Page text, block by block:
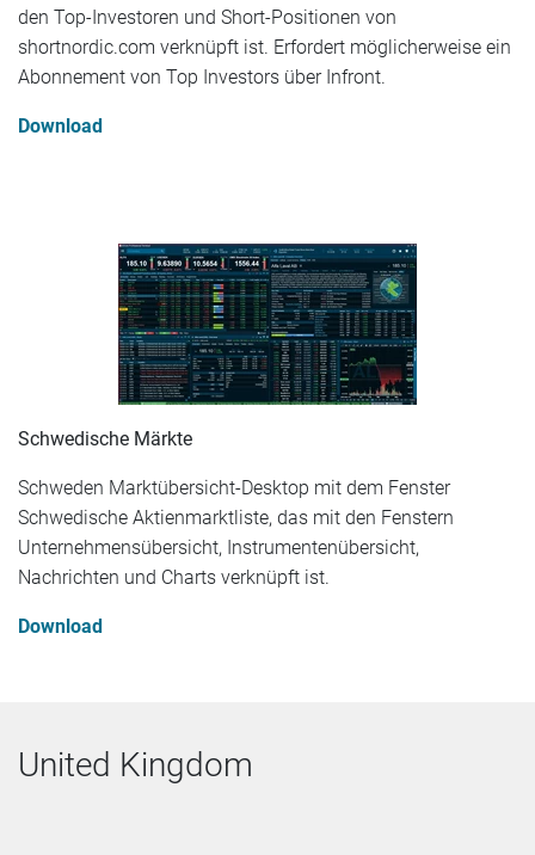
den Top-Investoren und Short-Positionen von
shortnordic.com verknüpft ist. Erfordert möglicherweise ein
Abonnement von Top Investors über Infront.
Download
Schwedische Märkte
Schweden Marktübersicht-Desktop mit dem Fenster
Schwedische Aktienmarktliste, das mit den Fenstern
Unternehmensübersicht, Instrumentenübersicht,
Nachrichten und Charts verknüpft ist.
Download
United Kingdom